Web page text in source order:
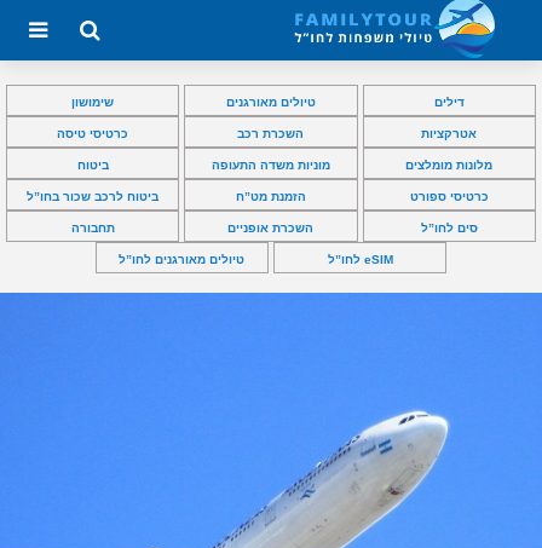
דילים טיולים מאורגנים שימושון
אטרקציות השכרת רכב כרטיסי טיסה
מלונות מומלצים מוניות משדה התעופה ביטוח
כרטיסי ספורט הזמנת מט”ח ביטוח לרכב שכור בחו”ל
סים לחו”ל השכרת אופניים תחבורה
eSIM לחו”ל טיולים מאורגנים לחו”ל